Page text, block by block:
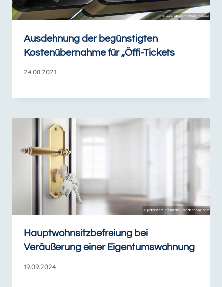
Ausdehnung der begünstigten
Kostenübernahme für „Öffi-Tickets
24.08.2021
Hauptwohnsitzbefreiung bei
Veräußerung einer Eigentumswohnung
19.09.2024